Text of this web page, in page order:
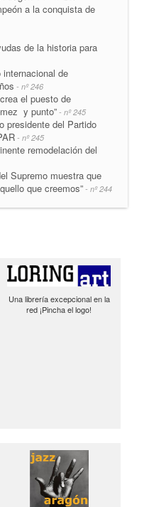
a la conquista de
de la historia para
de
- nº 246
el puesto de
y punto” - nº 245
presidente del Partido
- nº 245
remodelación del
Supremo muestra que
que creemos”- nº 244
Una librería excepcional en la
red ¡Pincha el logo!